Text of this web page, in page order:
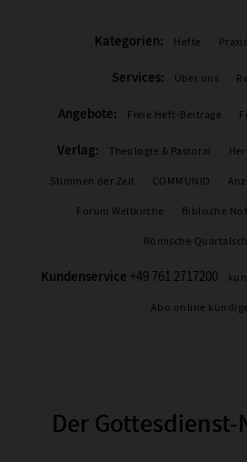
Kategorien: Hefte Praxis
Services: Über uns
Angebote: Freie Heft-Beiträge
Verlag: Theologie & Pastoral
Stimmen der Zeit COMMUNIO
Forum Weltkirche Biblische
Römische
Kundenservice +49 761 2717200
Abo online
Der